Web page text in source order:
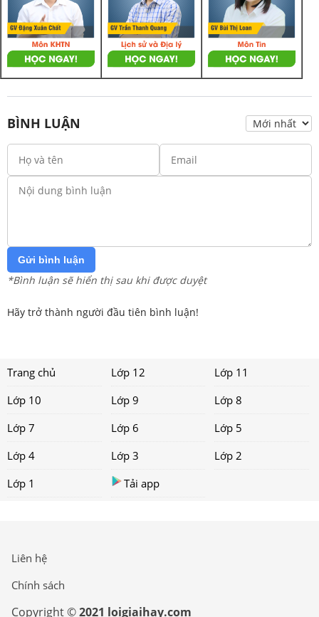
BÌNH LUẬN
Gửi bình luận
*Bình luận sẽ hiển thị sau khi được duyệt
Hãy trở thành người đầu tiên bình luận!
Trang chủ Lớp 12
Lớp 11
Lớp 10
Lớp 9
Lớp 8
Lớp 7
Lớp 6
Lớp 5
Lớp 4
Lớp 3
Lớp 2
Lớp 1
Tải app
Liên hệ
Chính sách
Copyright ©2021 loigiaihay.com